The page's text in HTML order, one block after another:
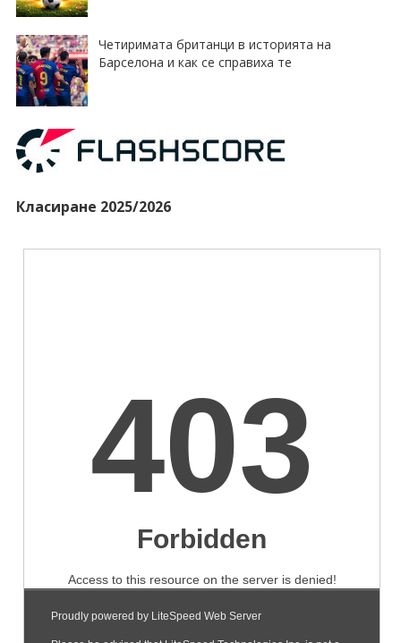
Четиримата британци в историята на
Барселона и как се справиха те
Класиране 2025/2026